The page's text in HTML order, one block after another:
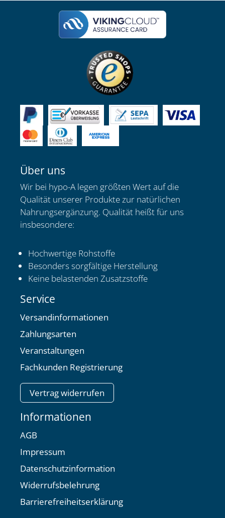
Über uns
Wir bei hypo-A legen größten Wert auf die
Qualität unserer Produkte zur natürlichen
Nahrungsergänzung. Qualität heißt für uns
insbesondere:
Hochwertige Rohstoffe
Besonders sorgfältige Herstellung
Keine belastenden Zusatzstoffe
Service
Versandinformationen
Zahlungsarten
Veranstaltungen
Fachkunden Registrierung
Vertrag widerrufen
Informationen
AGB
Impressum
Datenschutzinformation
Widerrufsbelehrung
Barrierefreiheitserklärung